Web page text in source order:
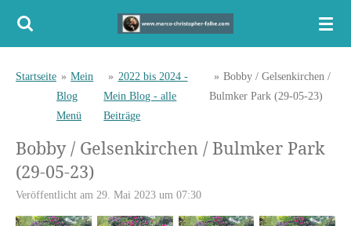
Zum
Startseite » Mein
Blog
Menü
» 2022 bis 2024 -
Mein Blog - alle
Beiträge
» Bobby / Gelsenkirchen /
Bulmker Park (29-05-23)
Bobby / Gelsenkirchen / Bulmker Park
(29-05-23)
Veröffentlicht am 29. Mai 2023 um 07:30